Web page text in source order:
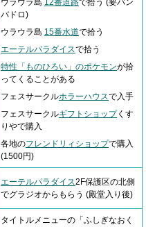
ウラウラ島 12番道路で拾う (要バン
バドロ)
ウラウラ島 15番水道で拾う
エーテルパラダイスで拾う
特性「ものひろい」のポケモンが拾
ってくることがある
フェスサークルホラーハウスで入手
フェスサークルギフトショップくす
りやで購入
各地のフレンドリィショップで購入
(1500円)
エーテルパラダイス2F保護区の北側
でグラジオからもらう (殿堂入り後)
タイトルメニューの「ふしぎなおく